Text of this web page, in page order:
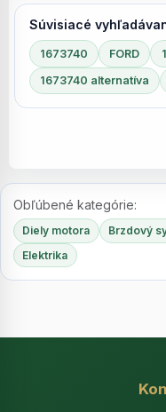
Súvisiacé
1673740 FORD
1673740 alternatíva
Obľúbené kategórie:
Diely motora Brzdový
Elektrika